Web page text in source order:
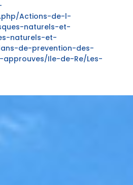
Actions-de-l-
naturels-et-
naturels-et-
de-prevention-des-
approuves/Ile-de-Re/Les-